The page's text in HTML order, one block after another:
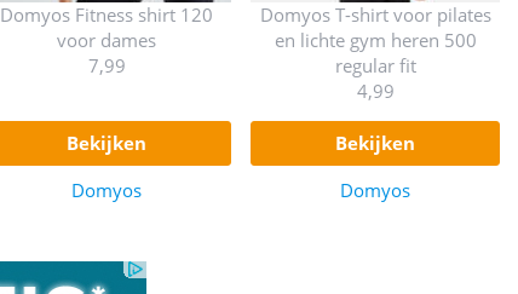
Domyos Fitness shirt 120
voor dames
7,99
bekijken
Domyos
Domyos T-shirt voor pilates
en lichte gym heren 500
regular fit
4,99
bekijken
Domyos